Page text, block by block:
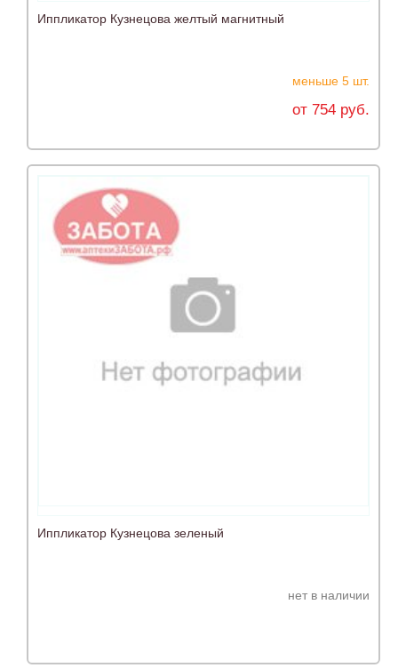
Иппликатор Кузнецова желтый магнитный
меньше 5 шт.
от 754 руб.
Иппликатор Кузнецова зеленый
нет в наличии